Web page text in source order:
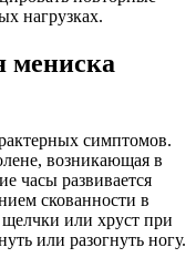
нагрузках.
мениска
симптомов.
возникающая в
часы развивается
скованности в
или хруст при
или разогнуть ногу.